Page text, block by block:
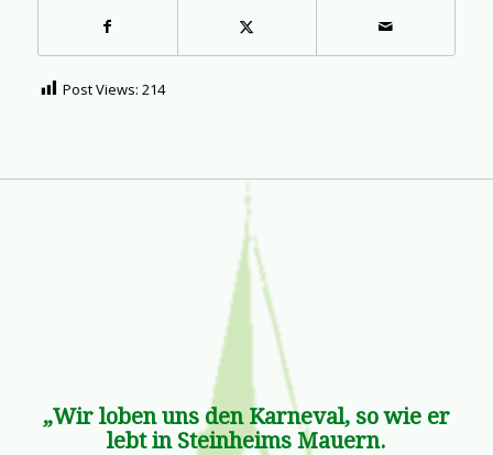
Post Views: 214
„Wir loben uns den Karneval, so wie er
lebt in Steinheims Mauern.